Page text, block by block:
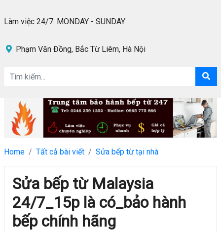
Làm việc 24/7: MONDAY - SUNDAY
Phạm Văn Đồng, Bắc Từ Liêm, Hà Nội
Home Tất cả bài viết Sửa bếp từ tại nhà
Sửa bếp từ Malaysia
24/7_15p là có_bảo hành
bếp chính hãng